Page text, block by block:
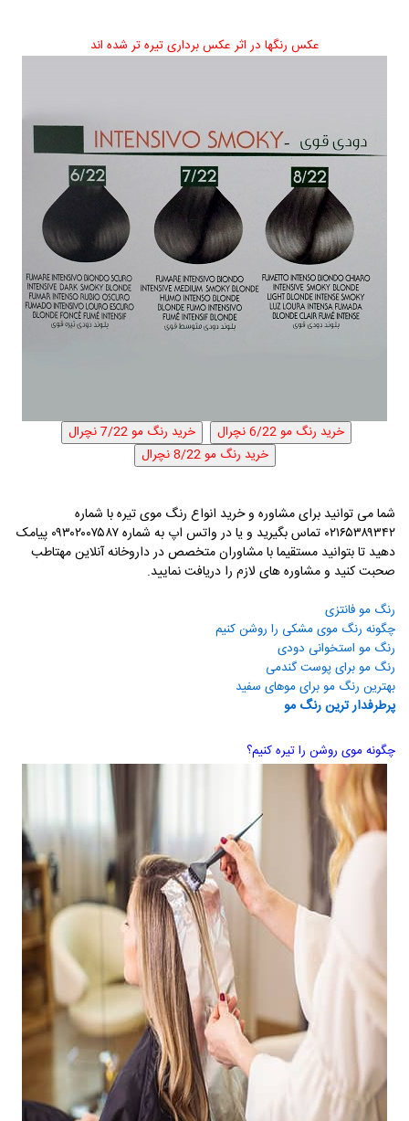
عکس رنگها در اثر عکس برداری تیره تر شده اند
شما می توانید برای مشاوره و خرید انواع رنگ موی تیره با شماره
۰۲۱۶۵۳۸۹۳۴۲ تماس بگیرید و یا در واتس اپ به شماره ۰۹۳۰۲۰۰۷۵۸۷ پیامک
دهید تا بتوانید مستقیما با مشاوران متخصص در داروخانه آنلاین مهتاطب
صحبت کنید و مشاوره های لازم را دریافت نمایید.
رنگ مو فانتزی​
چگونه رنگ موی مشکی را روشن کنیم​
رنگ مو استخوانی دودی
رنگ مو برای پوست گندمی​
بهترین رنگ مو برای موهای سفید
پرطرفدار ترین رنگ مو
چگونه موی روشن را تیره کنیم؟